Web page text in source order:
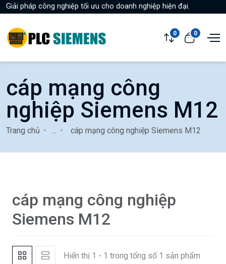
Giải pháp công nghiệp tối ưu cho doanh nghiệp hiện đại.
0 0
cáp mạng công
nghiệp Siemens M12
Trang chủ cáp mạng công nghiệp Siemens M12
cáp mạng công nghiệp
Siemens M12
Hiển thị 1 - 1 trong tổng số 1 sản phẩm